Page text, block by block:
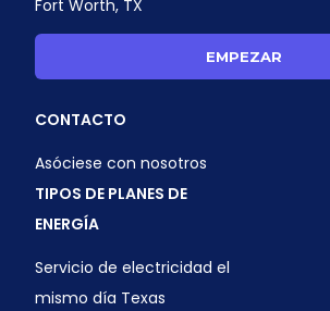
Fort Worth, TX
EMPEZAR
CONTACTO
Asóciese con nosotros
TIPOS DE PLANES DE
ENERGÍA
Servicio de electricidad el
mismo día Texas